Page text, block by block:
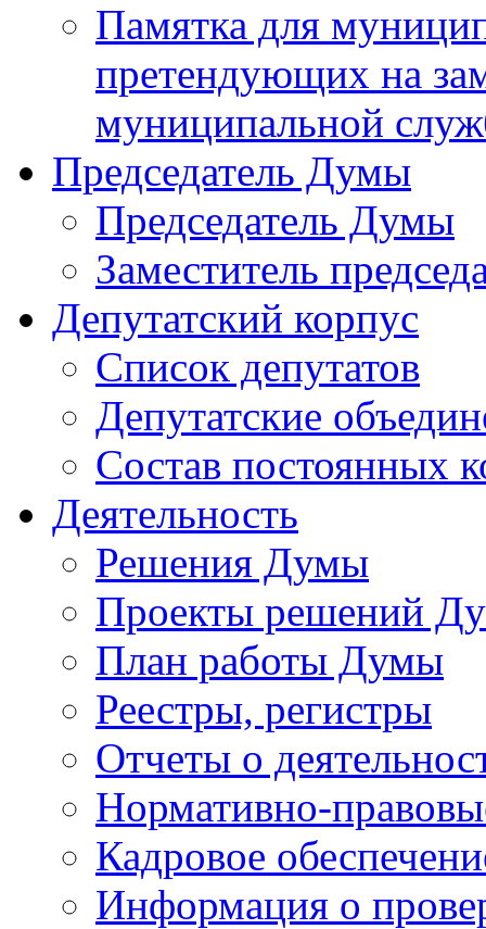
Памятка для
претендующих на
муниципальной
Председатель Думы
Председатель Думы
Заместитель
Депутатский корпус
Список депутатов
Депутатские
Состав постоянных
Деятельность
Решения Думы
Проекты решений
План работы Думы
Реестры, регистры
Отчеты о
Нормативно-
Кадровое
Информация о